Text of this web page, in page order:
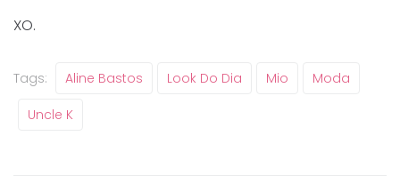
XO.
Tags: Aline Bastos Look Do Dia Mio Moda
Uncle K